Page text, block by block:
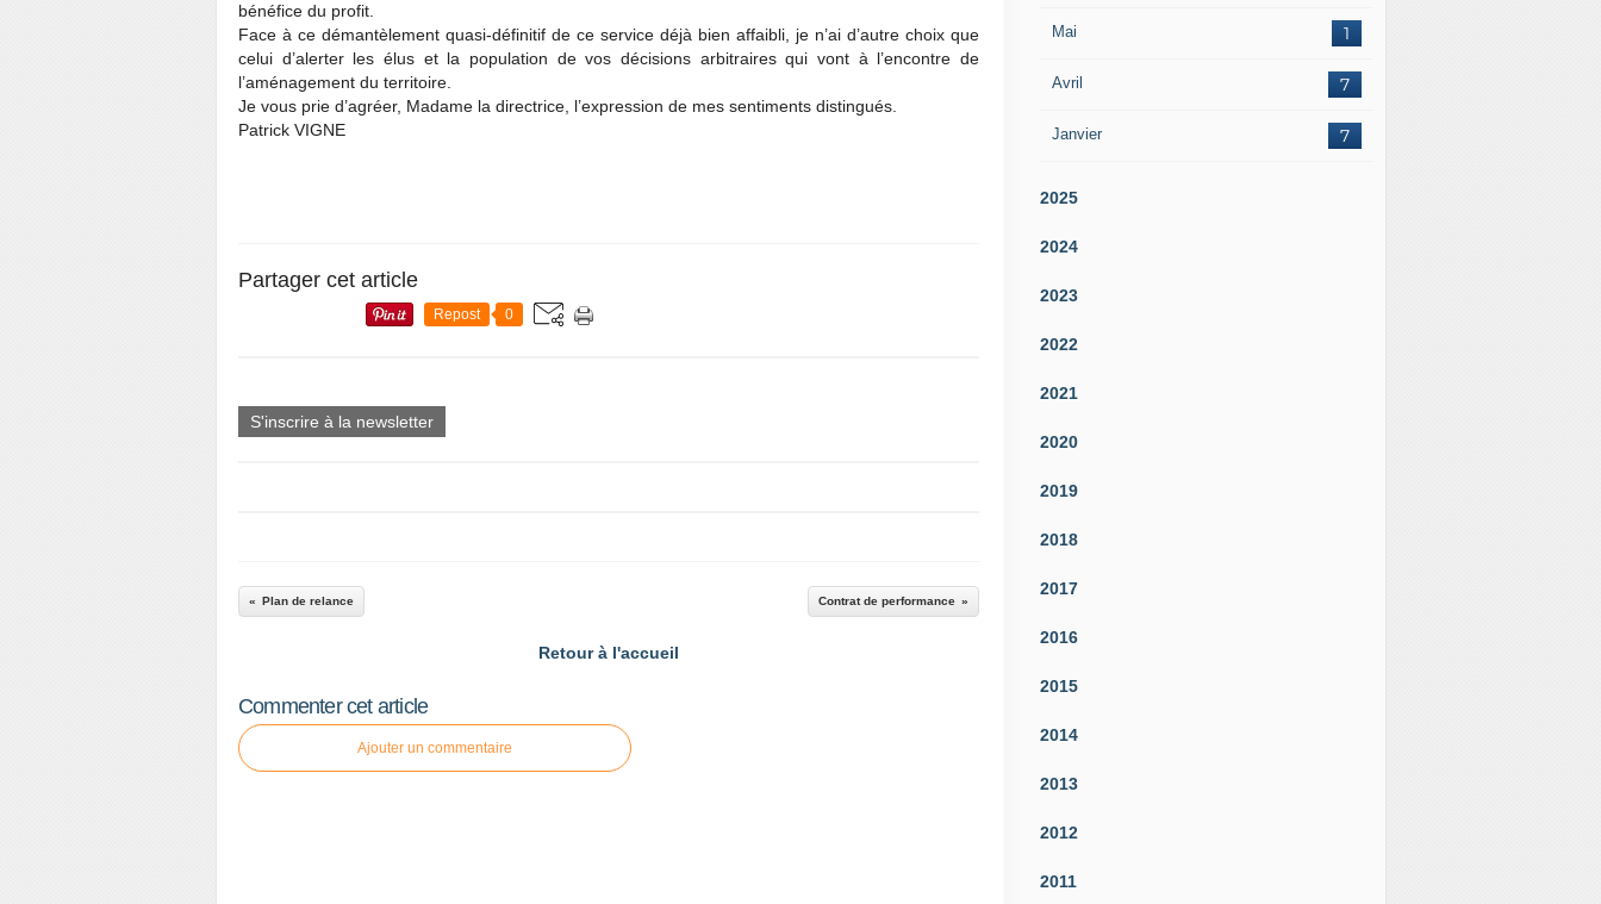
bénéfice du profit.
Face à ce démantèlement quasi-définitif de ce service déjà bien affaibli, je n’ai d’autre choix que
celui d’alerter les élus et la population de vos décisions arbitraires qui vont à l’encontre de
l’aménagement du territoire.
Je vous prie d’agréer, Madame la directrice, l’expression de mes sentiments distingués.
Patrick VIGNE
Partager cet article
Repost 0
S'inscrire à la newsletter
Plan de relance Contrat de performance
Retour à l'accueil
Commenter cet article
Ajouter un commentaire
Mai 1
Avril 7
Janvier 7
2025
2024
2023
2022
2021
2020
2019
2018
2017
2016
2015
2014
2013
2012
2011